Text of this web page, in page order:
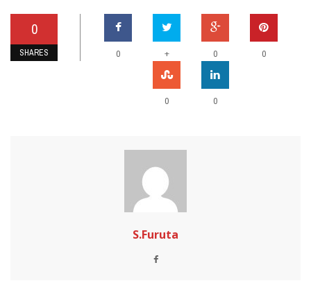
0
SHARES 0 + 0 0
0 0
S.Furuta